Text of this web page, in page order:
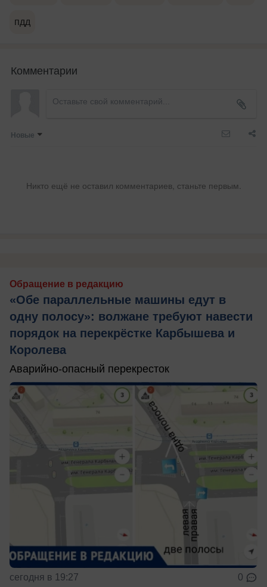
пдд
Комментарии
Новые
Никто ещё не оставил комментариев, станьте первым.
Обращение в редакцию
«Обе параллельные машины едут в
одну полосу»: волжане требуют навести
порядок на перекрёстке Карбышева и
Королева
Аварийно-опасный перекресток
сегодня в 19:27 0